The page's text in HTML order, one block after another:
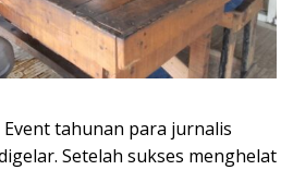
Event tahunan para jurnalis
Setelah sukses menghelat